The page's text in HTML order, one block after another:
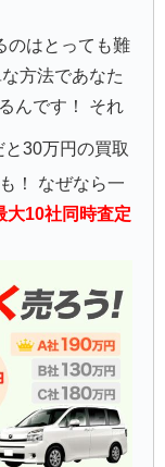
のはとっても難
方法であなた
んです！ それ
30万円の買取
！ なぜなら一
大10社同時査定